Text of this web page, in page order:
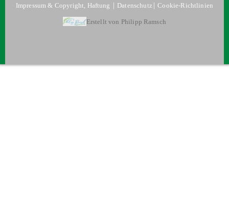
Impressum & Copyright, Haftung | Datenschutz|Cookie-Richtlinien
Erstellt von Philipp Ramsch